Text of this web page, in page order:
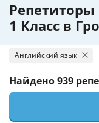
1 Класс в
Английский язык
Найдено939